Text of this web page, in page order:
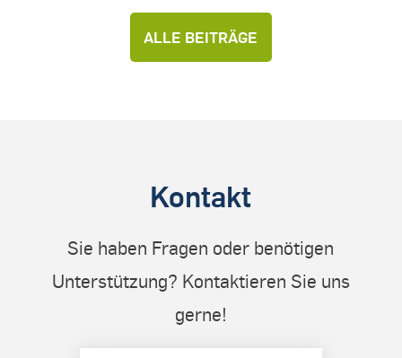
ALLE BEITRÄGE
Kontakt
Sie haben Fragen oder benötigen
Unterstützung? Kontaktieren Sie uns
gerne!